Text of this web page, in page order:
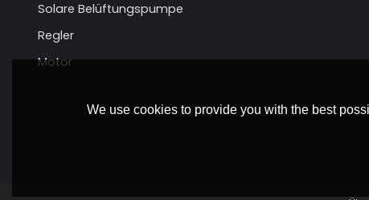
Solare Belüftungspumpe
Regler
Motor
We use cookies to provide you with the best